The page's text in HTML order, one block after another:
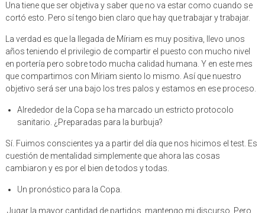
Una tiene que ser objetiva y saber que no va estar como cuando se
cortó esto. Pero sí tengo bien claro que hay que trabajar y trabajar.
La verdad es que la llegada de Míriam es muy positiva, llevo unos
años teniendo el privilegio de compartir el puesto con mucho nivel
en portería pero sobre todo mucha calidad humana. Y en este mes
que compartimos con Míriam siento lo mismo. Así que nuestro
objetivo será ser una bajo los tres palos y estamos en ese proceso.
Alrededor de la Copa se ha marcado un estricto protocolo
sanitario. ¿Preparadas para la burbuja?
Sí. Fuimos conscientes ya a partir del día que nos hicimos el test. Es
cuestión de mentalidad simplemente que ahora las cosas
cambiaron y es por el bien de todos y todas.
Un pronóstico para la Copa.
Jugar la mayor cantidad de partidos, mantengo mi discurso. Pero